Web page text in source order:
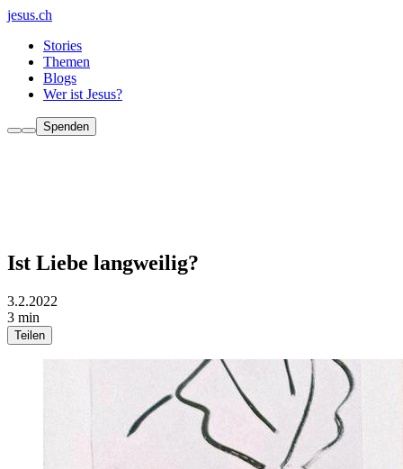
jesus.ch
Stories
Themen
Blogs
Wer ist Jesus?
Spenden
Ist Liebe langweilig?
3.2.2022
3 min
Teilen